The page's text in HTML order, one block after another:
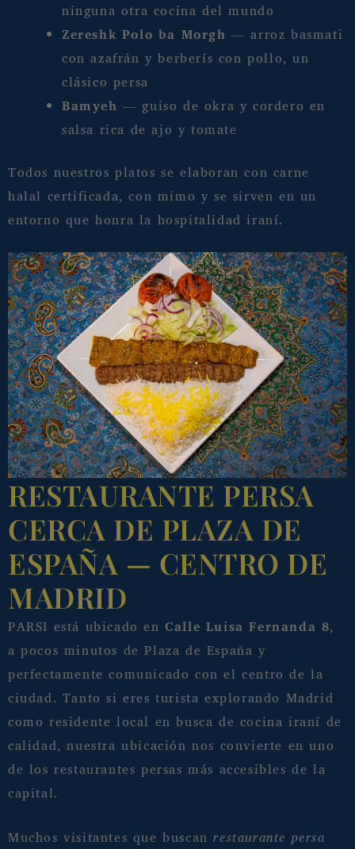
ninguna otra cocina del mundo
Zereshk Polo ba Morgh — arroz basmati
con azafrán y berberís con pollo, un
clásico persa
Bamyeh — guiso de okra y cordero en
salsa rica de ajo y tomate
Todos nuestros platos se elaboran con carne
halal certificada, con mimo y se sirven en un
entorno que honra la hospitalidad iraní.
RESTAURANTE PERSA
CERCA DE PLAZA DE
ESPAÑA — CENTRO DE
MADRID
PARSI está ubicado enCalle Luisa Fernanda 8,
a pocos minutos de Plaza de España y
perfectamente comunicado con el centro de la
ciudad. Tanto si eres turista explorando Madrid
como residente local en busca de cocina iraní de
calidad, nuestra ubicación nos convierte en uno
de los restaurantes persas más accesibles de la
capital.
Muchos visitantes que buscanrestaurante persa